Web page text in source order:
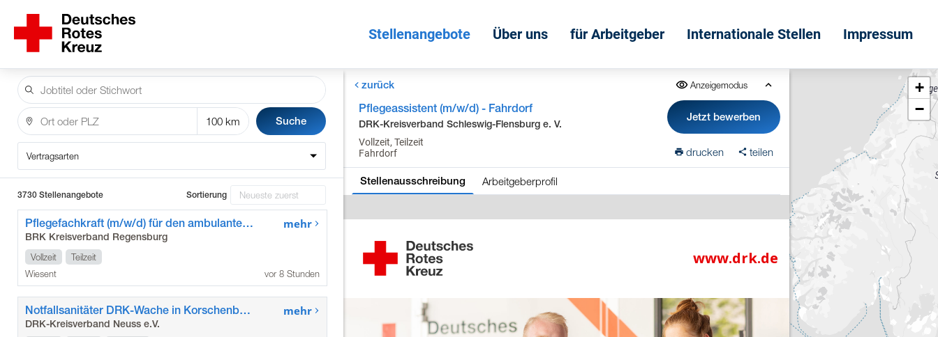
Stellenangebote Über uns für Arbeitgeber Internationale Stellen Impressum
Suche
Vertragsarten
3730 Stellenangebote Sortierung
Pflegefachkraft (m/w/d) für den ambulanten Pflegedienst Wiesent
BRK Kreisverband Regensburg
Vollzeit
Teilzeit
Wiesent
mehr
vor 8 Stunden
Notfallsanitäter DRK-Wache in Korschenbroich (m/w/d)
DRK-Kreisverband Neuss e.V.
mehr
zurück Anzeigemodus
Pflegeassistent (m/w/d) - Fahrdorf
DRK-Kreisverband Schleswig-Flensburg e. V.
Vollzeit, Teilzeit
Fahrdorf
Jetzt bewerben
drucken teilen
Stellenausschreibung Arbeitgeberprofil
+
−